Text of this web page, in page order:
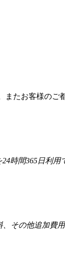
たお客様のご
時間365日利用
その他追加費